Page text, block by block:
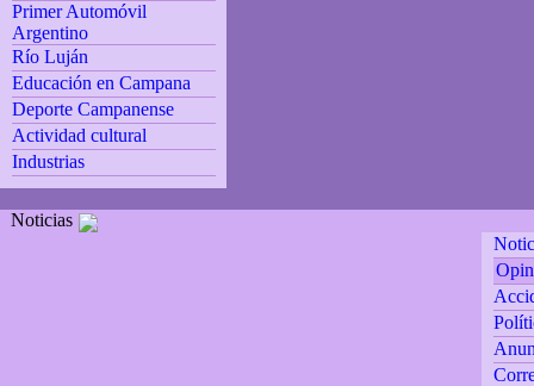
Primer Automóvil
Argentino
Río Luján
Educación en Campana
Deporte Campanense
Actividad cultural
Industrias
Noticias